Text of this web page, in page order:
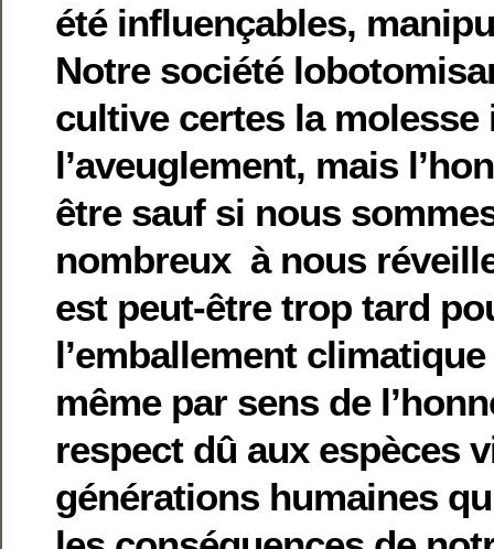
été influençables,
Notre société
cultive certes la molesse
l’aveuglement, mais
être sauf si nous
nombreux à nous
est peut-être trop tard
l’emballement
même par sens de
respect dû aux espèces
générations humaines